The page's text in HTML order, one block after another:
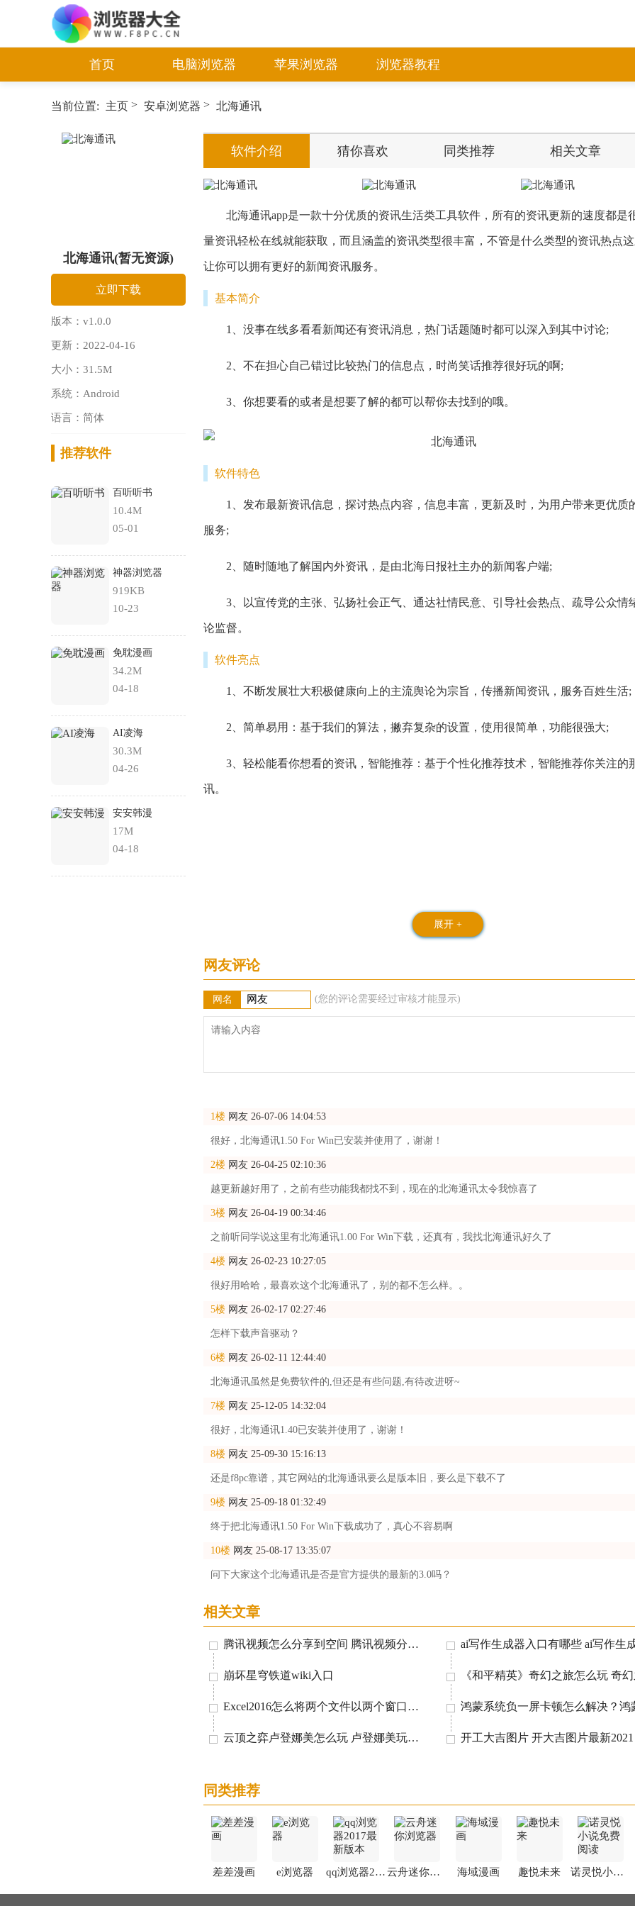
首页 电脑浏览器 苹果浏览器 浏览器教程
当前位置: 主页 > 安卓浏览器 > 北海通讯
北海通讯(暂无资源)
立即下载
版本：v1.0.0
更新：2022-04-16
大小：31.5M
系统：Android
语言：简体
推荐软件
百听听书
10.4M
05-01
神器浏览器
919KB
10-23
免耽漫画
34.2M
04-18
AI凌海
30.3M
04-26
安安韩漫
17M
04-18
软件介绍 猜你喜欢 同类推荐 相关文章
北海通讯app是一款十分优质的资讯生活类工具软件，所有的资讯更新的速度都是
量资讯轻松在线就能获取，而且涵盖的资讯类型很丰富，不管是什么类型的资讯热点
让你可以拥有更好的新闻资讯服务。
基本简介
1、没事在线多看看新闻还有资讯消息，热门话题随时都可以深入到其中讨论;
2、不在担心自己错过比较热门的信息点，时尚笑话推荐很好玩的啊;
3、你想要看的或者是想要了解的都可以帮你去找到的哦。
软件特色
1、发布最新资讯信息，探讨热点内容，信息丰富，更新及时，为用户带来更优质
服务;
2、随时随地了解国内外资讯，是由北海日报社主办的新闻客户端;
3、以宣传党的主张、弘扬社会正气、通达社情民意、引导社会热点、疏导公众情
论监督。
软件亮点
1、不断发展壮大积极健康向上的主流舆论为宗旨，传播新闻资讯，服务百姓生活;
2、简单易用：基于我们的算法，撇弃复杂的设置，使用很简单，功能很强大;
3、轻松能看你想看的资讯，智能推荐：基于个性化推荐技术，智能推荐你关注的
讯。
展开 +
网友评论
网名 (您的评论需要经过审核才能显示)
1楼 网友 26-07-06 14:04:53
很好，北海通讯1.50 For Win已安装并使用了，谢谢！
2楼 网友 26-04-25 02:10:36
越更新越好用了，之前有些功能我都找不到，现在的北海通讯太令我惊喜了
3楼 网友 26-04-19 00:34:46
之前听同学说这里有北海通讯1.00 For Win下载，还真有，我找北海通讯好久了
4楼 网友 26-02-23 10:27:05
很好用哈哈，最喜欢这个北海通讯了，别的都不怎么样。。
5楼 网友 26-02-17 02:27:46
怎样下载声音驱动？
6楼 网友 26-02-11 12:44:40
北海通讯虽然是免费软件的,但还是有些问题,有待改进呀~
7楼 网友 25-12-05 14:32:04
很好，北海通讯1.40已安装并使用了，谢谢！
8楼 网友 25-09-30 15:16:13
还是f8pc靠谱，其它网站的北海通讯要么是版本旧，要么是下载不了
9楼 网友 25-09-18 01:32:49
终于把北海通讯1.50 For Win下载成功了，真心不容易啊
10楼 网友 25-08-17 13:35:07
问下大家这个北海通讯是否是官方提供的最新的3.0吗？
相关文章
腾讯视频怎么分享到空间 腾讯视频分享方法
崩坏星穹铁道wiki入口
Excel2016怎么将两个文件以两个窗口打开 视图设置很重要
云顶之弈卢登娜美怎么玩 卢登娜美玩法阵容详解 开工大吉图片 开大吉图片最新2021
同类推荐
差差漫画 e浏览器 qq浏览器2017最新版本 云舟迷你浏览器 海域漫画 趣悦未来 诺灵悦小说免费阅读